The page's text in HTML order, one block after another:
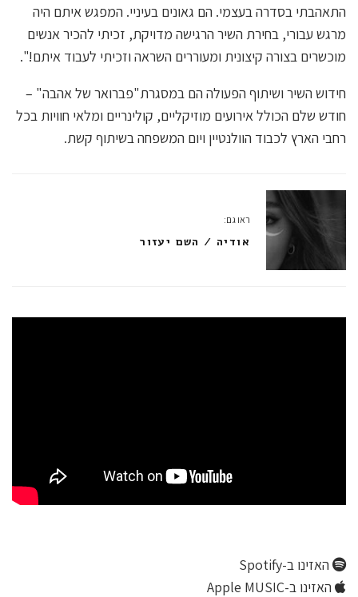
התאהבתי בסדרה בעצמי. הם גאונים בעיניי. המפגש איתם היה
מרגש עבורי, בחירת השיר הרגישה מדויקת, זכיתי להכיר אנשים
מוכשרים בצורה קיצונית ומעוררים השראה וזכיתי לעבוד איתם!".
חידוש השיר ושיתוף הפעולה הם במסגרת"פברואר של אהבה" –
חודש שלם הכולל אירועים מוזיקליים, קולינריים ומלאי חוויות בכל
רחבי הארץ לכבוד הוולנטיין ויום המשפחה בשיתוף קשת.
ראו גם:
אודיה / השם יעזור
האזינו ב-Spotify
האזינו ב-Apple MUSIC